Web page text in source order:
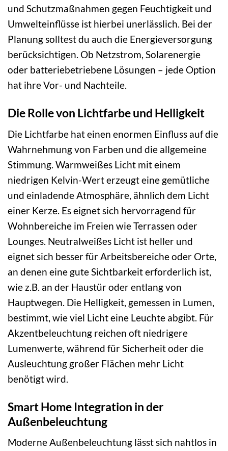
und Schutzmaßnahmen gegen Feuchtigkeit und
Umwelteinflüsse ist hierbei unerlässlich. Bei der
Planung solltest du auch die Energieversorgung
berücksichtigen. Ob Netzstrom, Solarenergie
oder batteriebetriebene Lösungen – jede Option
hat ihre Vor- und Nachteile.
Die Rolle von Lichtfarbe und Helligkeit
Die Lichtfarbe hat einen enormen Einfluss auf die
Wahrnehmung von Farben und die allgemeine
Stimmung. Warmweißes Licht mit einem
niedrigen Kelvin-Wert erzeugt eine gemütliche
und einladende Atmosphäre, ähnlich dem Licht
einer Kerze. Es eignet sich hervorragend für
Wohnbereiche im Freien wie Terrassen oder
Lounges. Neutralweißes Licht ist heller und
eignet sich besser für Arbeitsbereiche oder Orte,
an denen eine gute Sichtbarkeit erforderlich ist,
wie z.B. an der Haustür oder entlang von
Hauptwegen. Die Helligkeit, gemessen in Lumen,
bestimmt, wie viel Licht eine Leuchte abgibt. Für
Akzentbeleuchtung reichen oft niedrigere
Lumenwerte, während für Sicherheit oder die
Ausleuchtung großer Flächen mehr Licht
benötigt wird.
Smart Home Integration in der
Außenbeleuchtung
Moderne Außenbeleuchtung lässt sich nahtlos in